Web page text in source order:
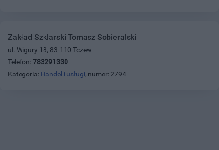
Zakład Szklarski Tomasz Sobieralski
ul. Wigury 18, 83-110 Tczew
Telefon: 783291330
Kategoria: Handel i usługi, numer: 2794